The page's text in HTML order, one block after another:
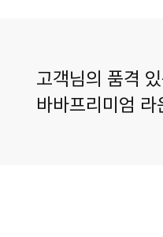
고객님의 품격
바바프리미엄 라